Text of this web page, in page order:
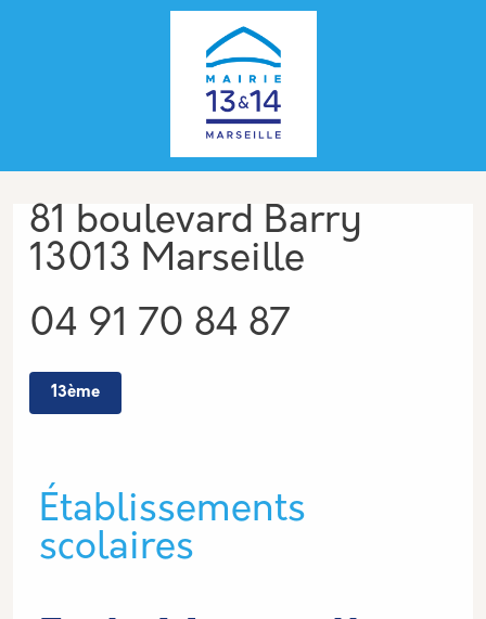
Aller au contenu principal
Adresse
81 boulevard Barry
13013 Marseille
Téléphone
04 91 70 84 87
13ème
Type de lieu
Établissements
scolaires
Panneau de gestion des cookies